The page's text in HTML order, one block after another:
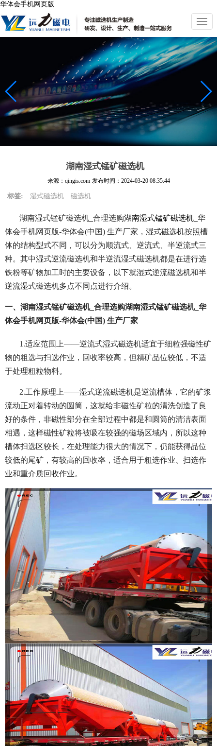
华体会手机网页版
切
换
导
航
湖南湿式锰矿磁选机
来源：qingis.com 发布时间： 2024-03-20 08:35:44
标签: 湿式磁选机 磁选机
湖南湿式锰矿磁选机_合理选购湖南湿式锰矿磁选机 _华
体会手机网页版-华体会(中国) 生产厂家，湿式磁选机按照槽
体的结构型式不同，可以分为顺流式、逆流式、半逆流式三
种。其中湿式逆流磁选机和半逆流湿式磁选机都是在进行选
铁粉等矿物加工时的主要设备，以下就湿式逆流磁选机和半
逆流湿式磁选机多点不同点进行介绍。
一、湖南湿式锰矿磁选机_合理选购湖南湿式锰矿磁选机_华
体会手机网页版-华体会(中国) 生产厂家
1.适应范围上——逆流式湿式磁选机适宜于细粒强磁性矿
物的粗选与扫选作业，回收率较高，但精矿品位较低，不适
于处理粗粒物料。
2.工作原理上——湿式逆流磁选机是逆流槽体，它的矿浆
流动正对着转动的圆筒，这就给非磁性矿粒的清洗创造了良
好的条件，非磁性部分在全部过程中都是和圆筒的清洁表面
相遇，这样磁性矿粒将被吸在较强的磁场区域内，所以这种
槽体扫选区较长，在处理能力很大的情况下，仍能获得品位
较低的尾矿，有较高的回收率，适合用于粗选作业、扫选作
业和重介质回收作业。